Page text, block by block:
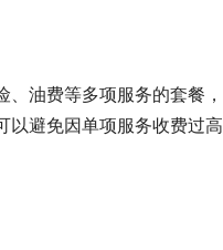
油费等多项服务的套餐，
以避免因单项服务收费过高